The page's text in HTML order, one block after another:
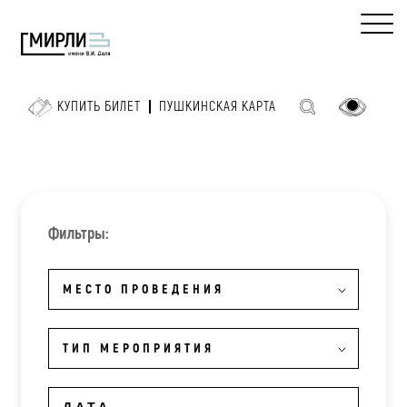
КУПИТЬ БИЛЕТ ПУШКИНСКАЯ КАРТА
Фильтры:
МЕСТО ПРОВЕДЕНИЯ
ТИП МЕРОПРИЯТИЯ